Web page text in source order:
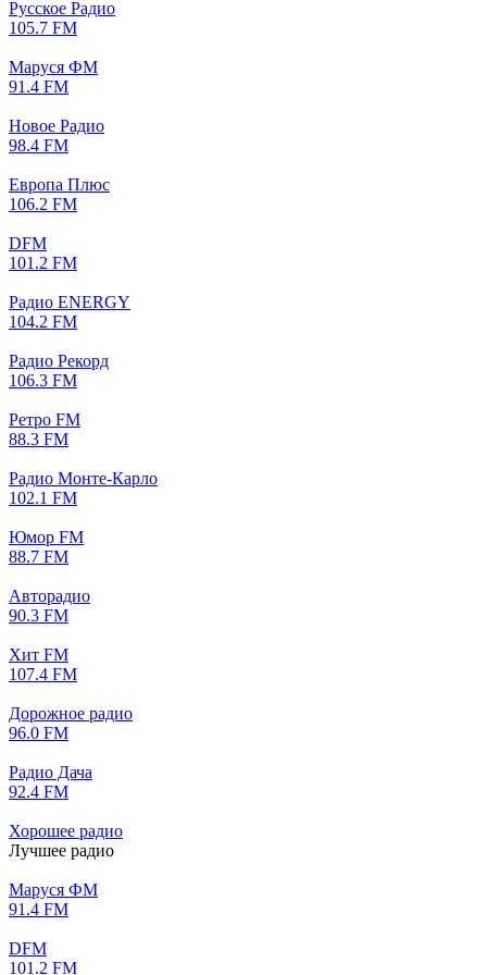
Русское Радио
105.7 FM
Маруся ФМ
91.4 FM
Новое Радио
98.4 FM
Европа Плюс
106.2 FM
DFM
101.2 FM
Радио ENERGY
104.2 FM
Радио Рекорд
106.3 FM
Ретро FM
88.3 FM
Радио Монте-Карло
102.1 FM
Юмор FM
88.7 FM
Авторадио
90.3 FM
Хит FM
107.4 FM
Дорожное радио
96.0 FM
Радио Дача
92.4 FM
Хорошее радио
Лучшее радио
Маруся ФМ
91.4 FM
DFM
101.2 FM